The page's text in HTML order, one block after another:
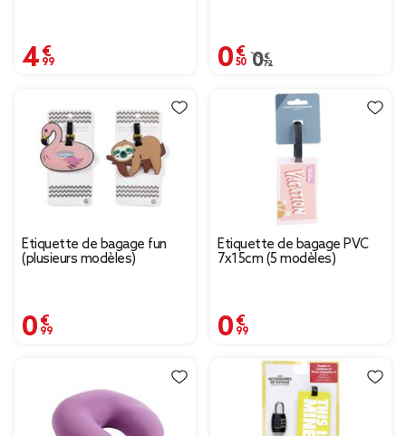
4,99 € 0,50 €
Prix remisé de 0,72 €
0,72 €
Étiquette de bagage fun
(plusieurs modèles)
0,99 €
Étiquette de bagage PVC
7x15cm (5 modèles)
0,99 €